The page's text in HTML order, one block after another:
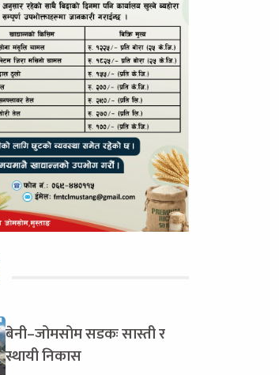
बेनी–जोमसोम सडकः सास्ती र
स्थायी निकास